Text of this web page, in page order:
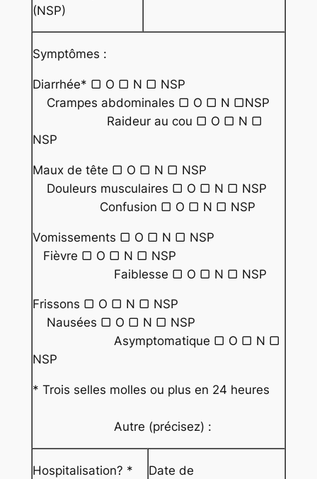
(NSP)
Symptômes :
Diarrhée* ▢ O ▢ N ▢ NSP
Crampes abdominales ▢ O ▢ N ▢NSP
Raideur au cou ▢ O ▢ N ▢
NSP
Maux de tête ▢ O ▢ N ▢ NSP
Douleurs musculaires ▢ O ▢ N ▢ NSP
Confusion ▢ O ▢ N ▢ NSP
Vomissements ▢ O ▢ N ▢ NSP
Fièvre ▢ O ▢ N ▢ NSP
Faiblesse ▢ O ▢ N ▢ NSP
Frissons ▢ O ▢ N ▢ NSP
Nausées ▢ O ▢ N ▢ NSP
Asymptomatique ▢ O ▢ N ▢
NSP
* Trois selles molles ou plus en 24 heures
Autre (précisez) :
Hospitalisation? *
Date de